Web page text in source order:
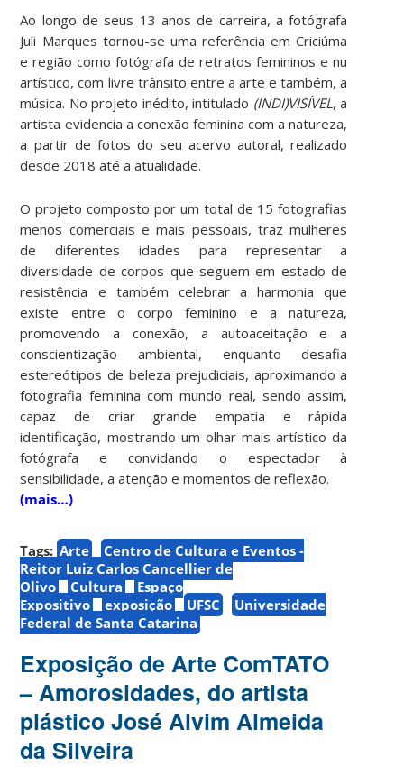
Ao longo de seus 13 anos de carreira, a fotógrafa
Juli Marques tornou-se uma referência em Criciúma
e região como fotógrafa de retratos femininos e nu
artístico, com livre trânsito entre a arte e também, a
música. No projeto inédito, intitulado (INDI)VISÍVEL, a
artista evidencia a conexão feminina com a natureza,
a partir de fotos do seu acervo autoral, realizado
desde 2018 até a atualidade.
O projeto composto por um total de 15 fotografias
menos comerciais e mais pessoais, traz mulheres
de diferentes idades para representar a
diversidade de corpos que seguem em estado de
resistência e também celebrar a harmonia que
existe entre o corpo feminino e a natureza,
promovendo a conexão, a autoaceitação e a
conscientização ambiental, enquanto desafia
estereótipos de beleza prejudiciais, aproximando a
fotografia feminina com mundo real, sendo assim,
capaz de criar grande empatia e rápida
identificação, mostrando um olhar mais artístico da
fotógrafa e convidando o espectador à
sensibilidade, a atenção e momentos de reflexão.
(mais…)
Tags: Arte
Centro de Cultura e Eventos -
Reitor Luiz Carlos Cancellier de
Olivo
Cultura
Espaço
Expositivo
exposição UFSC
Universidade
Federal de Santa Catarina
Exposição de Arte ComTATO
– Amorosidades, do artista
plástico José Alvim Almeida
da Silveira